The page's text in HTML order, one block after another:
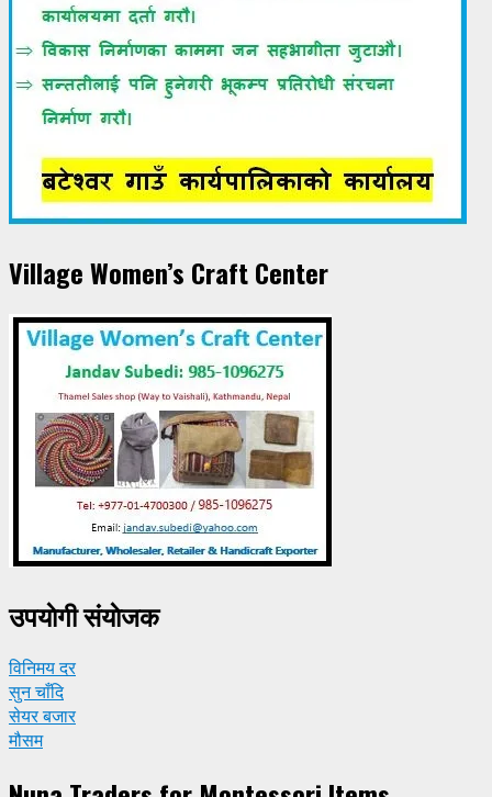
Village Women’s Craft Center
उपयाेगी संयाेजक
विनिमय दर
सुन चाँदि
सेयर बजार
मौसम